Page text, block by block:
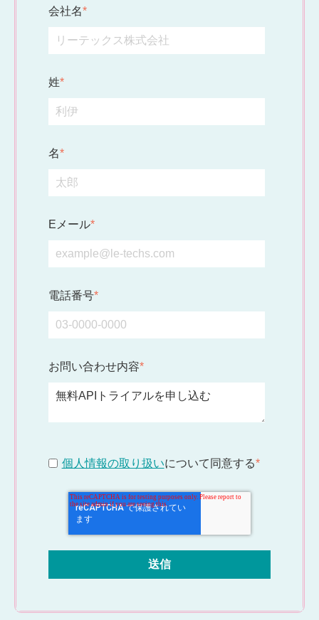
会社名*
姓*
名*
Eメール*
電話番号*
お問い合わせ内容*
個人情報の取り扱いについて同意する*